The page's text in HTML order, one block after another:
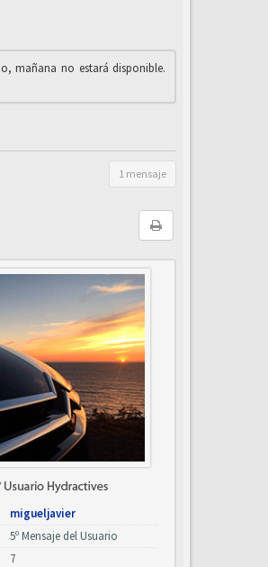
mañana no estará disponible.
1 mensaje
migueljavier
5º Mensaje del Usuario
7